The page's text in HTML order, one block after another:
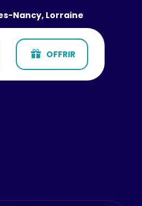
Nancy, Lorraine
OFFRIR